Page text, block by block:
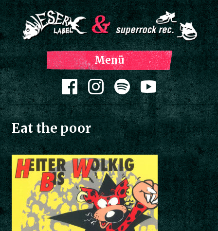
Menü
Zum Inhalt springen
Eat the poor